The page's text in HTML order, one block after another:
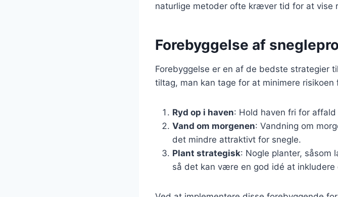
naturlige metoder ofte kræver tid for at vise
Forebyggelse af
Forebyggelse er en af de bedste strategier
tiltag, man kan tage for at minimere risikoen
Ryd op i haven: Hold haven fri for
Vand om morgenen: Vandning om
det mindre attraktivt for snegle.
Plant strategisk: Nogle planter, såsom
så det kan være en god idé at inkludere